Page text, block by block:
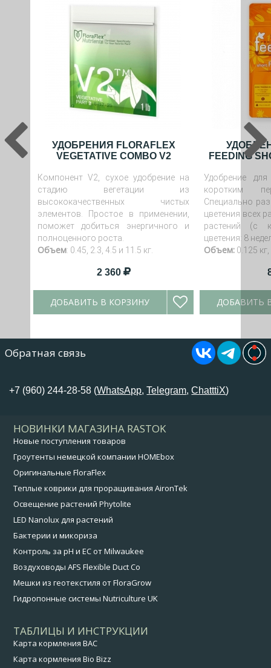
УДОБРЕНИЯ FLORAFLEX
VEGETATIVE COMBO V2
Компонент V2, сухое удобрение на
стадию вегетации из
высококачественных чистых
элементов. Простое в применении,
поможет добиться энергичного и
полноценного роста.
Объем: 0.45, 2.3, 4.5 и 11.5 кг.
2 360
ДОБАВИТЬ В КОРЗИНУ
FEEDING
Удобрение
коротким
Специально
цветения всех
растений (с
цветения: 8
Объем: 0.125 кг,
ДОБАВИТЬ
Обратная связь
+7 (960) 244-28-58 (WhatsApp,Telegram,ChatttiX)
НОВИНКИ МАГАЗИНА RASTOK
Новые поступления товаров
Гроутенты немецкой компании HOMEbox
Оригинальные FloraFlex
Теплые коврики для проращивания AironTek
Освещение растений Phytolite
LED Nanolux для растений
Бактерии и микориза
Контроль за pH и EC от Milwaukee
Воздуховоды AFS Flexible Duct Co
Мешки из геотекстиля от FloraGrow
Гидропонные системы Nutriculture UK
ТАБЛИЦЫ И ИНСТРУКЦИИ
Карта кормления BAC
Карта кормления Bio Bizz